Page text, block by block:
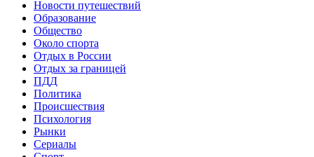
Новости путешествий
Образование
Общество
Около спорта
Отдых в России
Отдых за границей
ПДД
Политика
Происшествия
Психология
Рынки
Сериалы